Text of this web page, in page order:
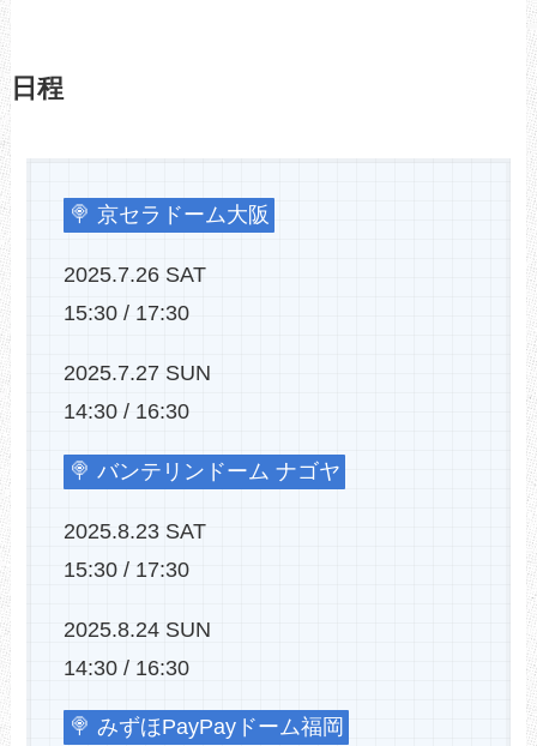
日程
🍭 京セラドーム大阪
2025.7.26 SAT
15:30 / 17:30
2025.7.27 SUN
14:30 / 16:30
🍭 バンテリンドーム ナゴヤ
2025.8.23 SAT
15:30 / 17:30
2025.8.24 SUN
14:30 / 16:30
🍭 みずほPayPayドーム福岡